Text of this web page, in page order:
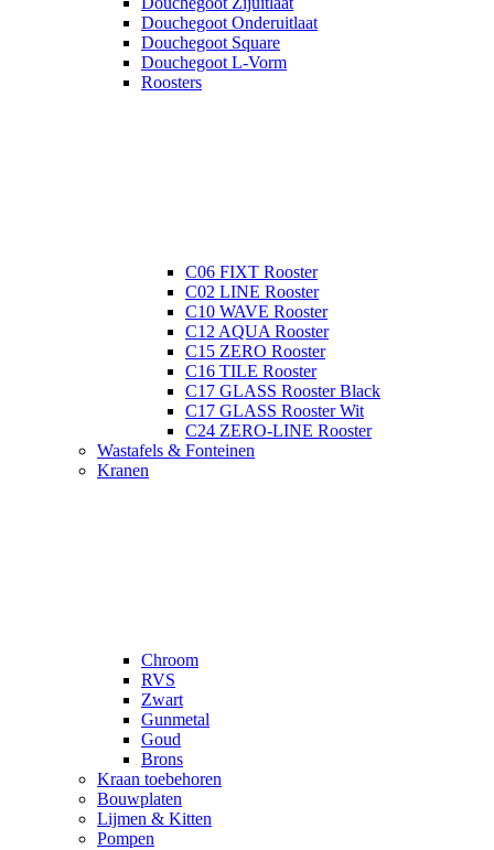
Douchegoot Onderuitlaat
Douchegoot Square
Douchegoot L-Vorm
Roosters
C06 FIXT Rooster
C02 LINE Rooster
C10 WAVE Rooster
C12 AQUA Rooster
C15 ZERO Rooster
C16 TILE Rooster
C17 GLASS Rooster Black
C17 GLASS Rooster Wit
C24 ZERO-LINE Rooster
Wastafels & Fonteinen
Kranen
Chroom
RVS
Zwart
Gunmetal
Goud
Brons
Kraan toebehoren
Bouwplaten
Lijmen & Kitten
Pompen